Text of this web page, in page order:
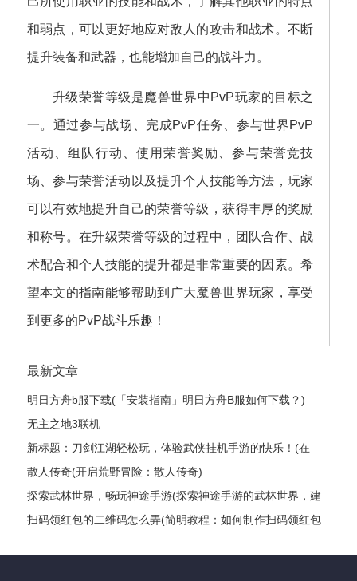
和弱点，可以更好地应对敌人的攻击和战术。不断
提升装备和武器，也能增加自己的战斗力。
升级荣誉等级是魔兽世界中PvP玩家的目标之
一。通过参与战场、完成PvP任务、参与世界PvP
活动、组队行动、使用荣誉奖励、参与荣誉竞技
场、参与荣誉活动以及提升个人技能等方法，玩家
可以有效地提升自己的荣誉等级，获得丰厚的奖励
和称号。在升级荣誉等级的过程中，团队合作、战
术配合和个人技能的提升都是非常重要的因素。希
望本文的指南能够帮助到广大魔兽世界玩家，享受
到更多的PvP战斗乐趣！
最新文章
明日方舟b服下载(「安装指南」明日方舟B服如何下载？)
无主之地3联机
新标题：刀剑江湖轻松玩，体验武侠挂机手游的快乐！(在
《刀剑江湖》中尽情畅游，感受武侠世界的奥秘！)
散人传奇(开启荒野冒险：散人传奇)
探索武林世界，畅玩神途手游(探索神途手游的武林世界，建
立你的传奇故事)
扫码领红包的二维码怎么弄(简明教程：如何制作扫码领红包